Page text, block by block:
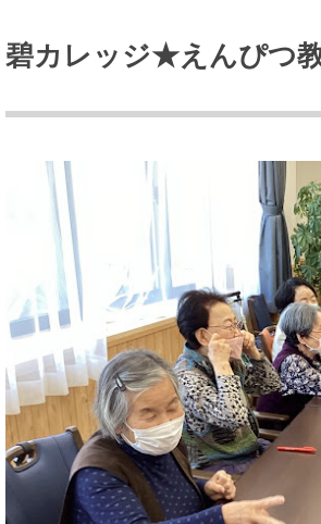
碧カレッジ★えんぴつ